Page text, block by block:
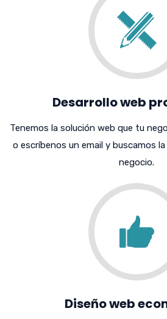
Desarrollo web
Tenemos la solución web que tu
o escríbenos un email y buscamos
negocio.
Diseño web